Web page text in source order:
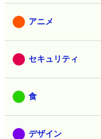
アニメ
セキュリティ
食
デザイン